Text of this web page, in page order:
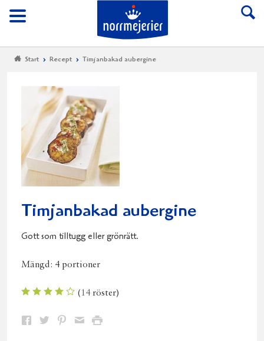
Meny
Till Norrmejerier
Start Recept Timjanbakad aubergine
Timjanbakad aubergine
Gott som tilltugg eller grönrätt.
Mängd: 4 portioner
(14 röster)
Dela Dela Dela DelaSkriv